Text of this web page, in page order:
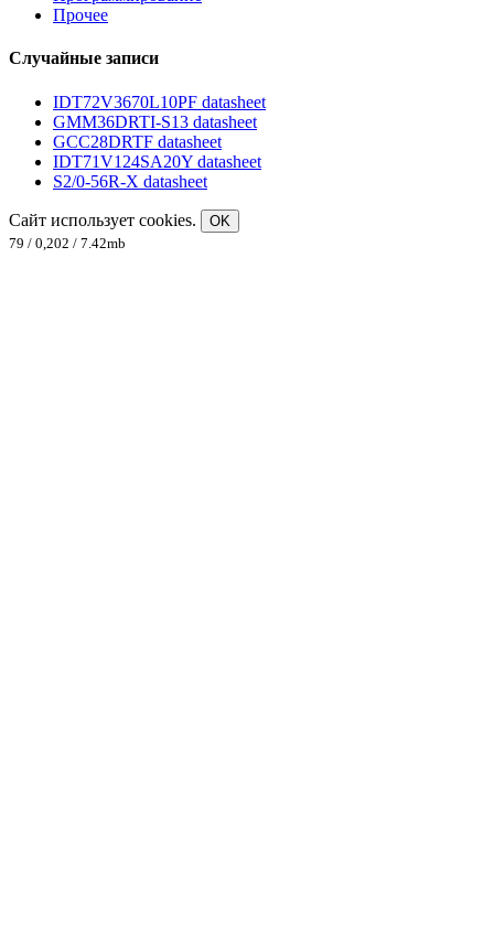
Прочее
Случайные записи
IDT72V3670L10PF datasheet
GMM36DRTI-S13 datasheet
GCC28DRTF datasheet
IDT71V124SA20Y datasheet
S2/0-56R-X datasheet
Сайт использует cookies.
OK
79 / 0,202 / 7.42mb